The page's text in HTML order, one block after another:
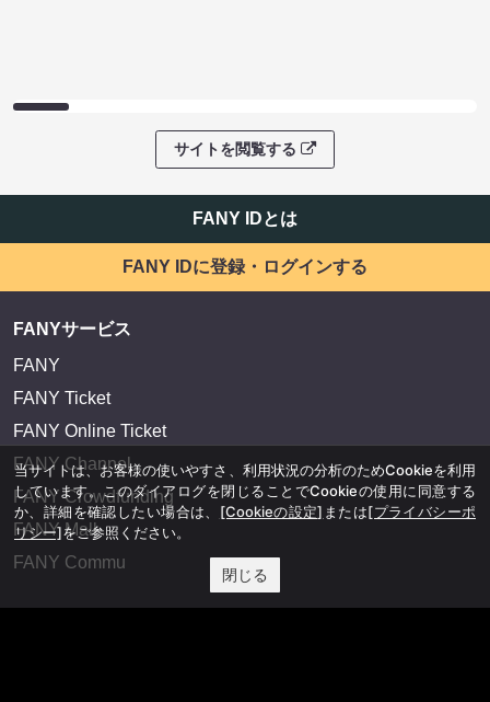
サイトを閲覧する
FANY IDとは
FANY IDに登録・ログインする
FANYサービス
FANY
FANY Ticket
FANY Online Ticket
FANY Channel
FANY Crowdfunding
FANY Mall
FANY Commu
当サイトは、お客様の使いやすさ、利用状況の分析のためCookieを利用
しています。このダイアログを閉じることでCookieの使用に同意する
か、詳細を確認したい場合は、 [Cookieの設定] または[プライバシーポ
リシー]をご参照ください。
閉じる